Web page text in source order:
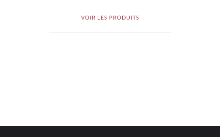
VOIR LES PRODUITS